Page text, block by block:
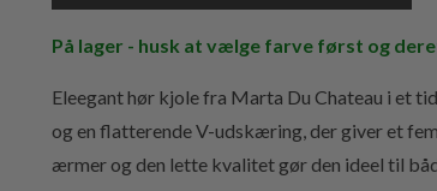
På lager - husk at vælge farve først og
Eleegant hør kjole fra Marta Du Chateau i et
og en flatterende V-udskæring, der giver et
ærmer og den lette kvalitet gør den ideel til